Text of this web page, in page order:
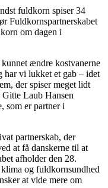
fuldkorn spiser 34
Fuldkornspartnerskabet
om dagen i
ændre kostvanerne
har vi lukket et gab – idet
der spiser meget lidt
Laub Hansen
som er partner i
partnerskab, der
at få danskerne til at
afholder den 28.
og fuldkornsundhed
at vide mere om